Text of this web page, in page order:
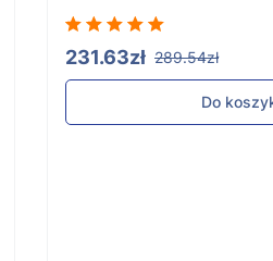
231.63zł 289.54zł
Do